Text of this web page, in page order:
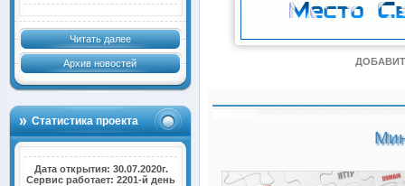
Читать далее
Архив новостей
Статистика проекта
Дата открытия: 30.07.2020г.
Сервис работает: 2201-й день